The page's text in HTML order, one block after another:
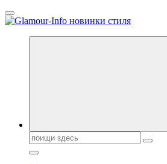
Перейти
к
Секреты молодости, красоты и
Поиск: